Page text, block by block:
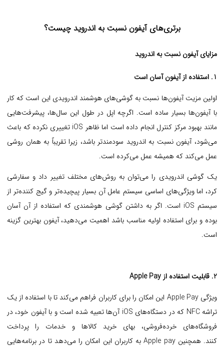
برتری‌های آیفون نسبت به اندروید چیست؟
مزایای آیفون نسبت به اندروید
1. استفاده از آیفون آسان است
اولین مزیت آیفون‌ها نسبت به گوشی‌های هوشمند اندرویدی این است که کار
با آیفون‌ها بسیار ساده است. اگرچه اپل در طول این سال‌ها، پیشرفت‌هایی
مانند بهبود مرکز کنترل انجام داده است اما ظاهر iOS تغییری نکرده که باعث
می‌شود، آیفون نسبت به اندروید سودمندتر باشد، زیرا تقریباً به همان روشی
عمل می‌کند که همیشه عمل می‌کرده است.
یک گوشی اندرویدی را می‌توان به روش‌های مختلف تغییر داد و سفارشی
کرد، اما ویژگی‌های اساسی سیستم عامل آن بسیار پیچیده‌تر و گیج کننده‌تر از
سیستم iOS است. اگر به داشتن گوشی هوشمندی که استفاده از آن آسان
بوده و برای استفاده اولیه مناسب باشد اهمیت می‌دهید، آیفون بهترین گزینه
است.
2. قابلیت استفاده از Apple Pay
ویژگی Apple Pay این امکان را برای کاربران فراهم می‌کند تا با استفاده از یک
تراشه NFC که در دستگاه‌های iOS آن‌ها تعبیه شده است و با آیفون خود، در
فروشگاه‌های خرده‌فروشی، بهای خرید کالاها و خدمات را پرداخت
کنند.
همچنین Apple pay به کاربران این امکان را می‌دهد تا در برنامه‌هایی